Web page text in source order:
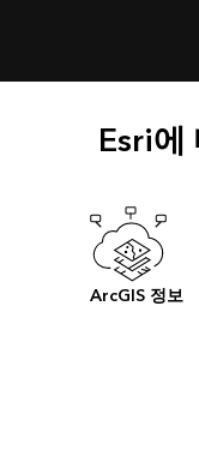
Esri
ArcGIS 정보